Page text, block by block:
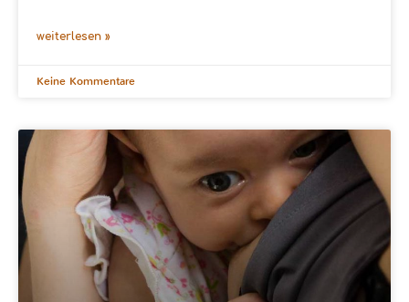
weiterlesen »
Keine Kommentare